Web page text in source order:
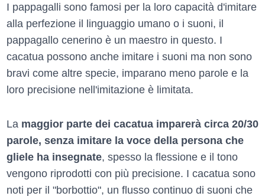
I pappagalli sono famosi per la loro capacità d'imitare
alla perfezione il linguaggio umano o i suoni, il
pappagallo cenerino è un maestro in questo. I
cacatua possono anche imitare i suoni ma non sono
bravi come altre specie, imparano meno parole e la
loro precisione nell'imitazione è limitata.
La maggior parte dei cacatua imparerà circa 20/30
parole, senza imitare la voce della persona che
gliele ha insegnate, spesso la flessione e il tono
vengono riprodotti con più precisione. I cacatua sono
noti per il "borbottio", un flusso continuo di suoni che